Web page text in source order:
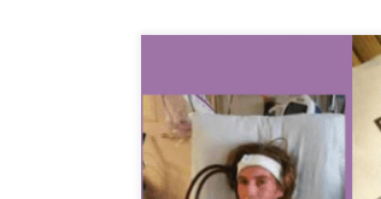
W rozwiniętych kręgach jest